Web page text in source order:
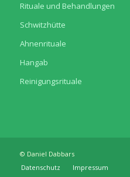
Rituale und Behandlungen
Schwitzhütte
Ahnenrituale
Hangab
Reinigungsrituale
© Daniel Dabbars
Datenschutz
Impressum